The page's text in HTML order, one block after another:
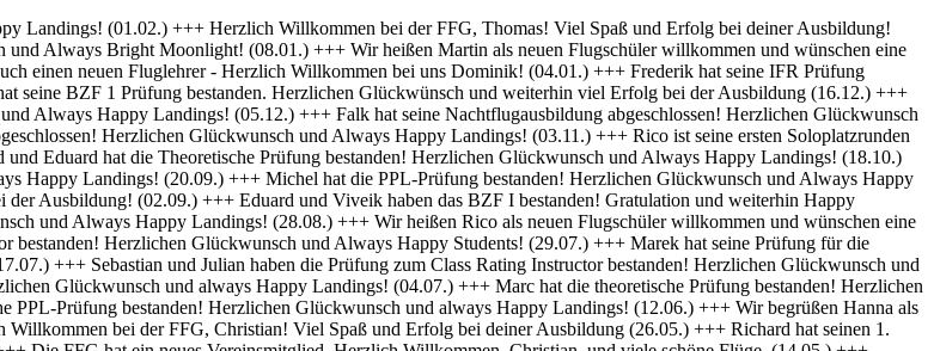
Ausbildung (15.09.) +++ Daniel hat seine PPL-Prüfung bestanden! Herzlichen Glückwunsch und weiterhin Happy Landings! (11.09.) +++ Clemens ist seine ersten Solo Platzrunden geflogen. Herzlichen Glückwunsch und weiterhin viel Erfolg bei Deiner Ausbildung (09.09.) +++ Stefan hat seine Instrumentenflugberechtigung erworben! Herzlichen Glückwunsch und Always Happy Landings! (06.09.) +++ Wir gratulieren Marc zum ersten Soloflug! Herzlichen Glückwunsch und weiterhin viel Erfolg bei Deiner Ausbildung (24.08.) +++ Vincent hat seine theoretische Prüfung bestanden! Herzlichen Glückwunsch und weiterhin viel Erfolg bei Deiner Ausbildung (10.08.) +++ Stefan hat seine Theorieprüfung bestanden! Herzlichen Glückwunsch und weiterhin viel Erfolg bei Deiner Ausbildung (27.07.) +++ Julian hat die IR-Prüfung bestanden! Herzlichen Glückwunsch und Always Happy Landings. (25.07.) +++ Oliver hat die Praktische Prüfung bestanden! Herzlichen Glückwunsch und Always Happy Landings. (12.06.) +++ Und eine PPL mehr.... Glückwunsch Luis zur Lizenz. (27.04.) +++ Michel und Clemens haben heute die Theoretische Prüfung bestanden! Glückwunsch euch beiden und viel Erfolg bei der Praxis. (06.04.) +++ Daniel hat seine LAPL-Prüfung bestanden! Herzlichen Glückwunsch und Always Happy Landings. (29.03.) +++ Glückwunsch zum ersten Solo, Stefan! Ein denkwürdiger Tag im Leben eines jeden Piloten. (17.03.) +++ Die FFG hat ein neues Mitglied und erfahrenen Piloten bekommen! Willkommen Hermann und viel Spaß in der FFG. (01.03.) +++ Daniel hat heute die Theoretische Prüfung bestanden! Gratulation und weiterhin viel Erfolg bei der Praxis. (22.02.) +++ Luis hat die Theoretische Prüfung bestanden! Herzlichen Glückwunsch und viel Erfolg bei der Praxis. (09.02.) +++ Tibor hat seine Instrumentenflugberechtigung erhalten! Herzlichen Glückwunsch und Always Happy Landings. (06.02.) +++ Alexander hat die Theoretische Prüfung bestanden! Herzlichen Glückwunsch und viel Erfolg bei der Praxis. (21.01.) +++ Seit heute haben wir 5 neue BZF Besitzer. Glückwunsch Clemens E, Clemens H, Richard, Robert und Stefan. Super gemacht, weiter so. (19.01.) +++ André startet seine PPL(a) Ausbildung zum 1.1. - viel Erfolg dabei. (17.12.) +++ Die FFG begrüßt herzlich Axel als neues Vollmitglied. (16.12. ) +++ Und wieder einer ohne Lehrer unterwegs- Gratulation Daniel ! (26.10.) +++ Norman hat heute seine Praktische Prüfung bestanden. Herzlichen Glückwunsch und Always Happy Landings (28.10) +++ Glückwunsch Karsten! Die Schülerakte wurde soeben geschlossen :-) Always happy Landings (12.9.) +++ Hendrik ist heute seine ersten Solo-Platzrunden geflogen. Herzlichen Glückwünsch und always happy landings (3.9.) +++ Wir begrüßen Richard als neues Mitglied der FFG und wünschen eine erfolgreiche Ausbildung! (1.9.) +++ Norman hat die Theoretische Prüfung bestanden. Herzlichen Glückwunsch (31.8.) +++ Vincent hat seinen ersten Alleinflug absolviert! Herzlichen Glückwunsch und weiterhin Happy Landings! (26.08.) +++ Wir heißen Clemens E. und Clemens H. als neue Flugschüler willkommen und wünschen eine erfolgreiche Ausbildung! (26.08.) +++ Herzlichen Glückwünsch zum ersten Solo, Luis und always happy landings! (22.08.) +++ Die FFG hat ein neues Vereinsmitglied und einen weiteren Flugschüler. Herzlich Willkommen, Stefan ! (7.8.) +++ Vom „Fußgänger“ zum Luftfahrzeugführer! Lieber Carsten, herzlichen Glückwunsch zur bestandenen PPL-Prüfung! (19.7.) +++ Simon hat seine Praktische Prüfung bestanden! (12.07.) Herzlichen Glückwunsch und Always Happy Landings +++ Wir begrüßen Stefan S. als neues Mitglied der FFG! - Herzlichen Glückwunsch & Always Happy Landings! (06.07.) +++ (Falscheintrag ?? hr) Die FFG hat ein neues Vereinsmitglied und die Flugschule einen neuen Schüler: Herzlich Willkommen, Robert, und viel Spaß und Erfolg bei deiner Ausbildung. (2.7.) +++ Patrik hat heute sein erstes Solo geflogen - Herzlichen Glückwunsch & Always Happy Landings! (30.6.) +++ Herzlichen Glückwunsch Thiago zur erfolgreichen Prüfung (15.06.) & Always Happy Landings +++ Herzlichen Glückwunsch zu bestandenen PPL(A) Prüfung, Fabian - always happy landings ! (19.5.) +++ Stefan hat die Prüfung für die Instrumentenflugberechtigung bestanden! Gratulation und weiterhin Happy Landings! . (04.05.) +++ Herzlich Willkommen bei der FFG, Eike, und viel Spaß und Erfolg bei deiner Ausbildung. (22.04.) +++ Wir heißen Daniel H. als neuen Flugschüler willkommen und wünschen eine erfolgreiche Ausbildung! (01.04.) +++ Gratulation auch an Daniel P., der heute (31.03.) seinen ersten Alleinflug absolviert hat! Herzlichen Glückwunsch und weiterhin Happy Landings! +++ Norman hat am 15.03. seinen ersten Alleinflug absolviert! Herzlichen Glückwunsch und weiterhin Happy Landings! +++ Daniel hat heute (9.3.) seine Theoretische Prüfung bestanden! Herzlichen Glückwunsch und viel Spaß bei den nächsten Ausbildungsschritten +++ Marek hat heute (1.3.) seine Praktische Prüfung bestanden -Herzlichen Glückwunsch und Always Happy Landings +++ Herzlich Willkommen, Luis. Viel Spaß und Erfolg bei deiner Ausbildung. +++ Herzlich Willkommen, Maximilian. Viel Spaß und Erfolg bei deiner Ausbildung. +++ Simon hat heute (9.2.) seine Theoretische Prüfung bestanden - Herzlichen Glückwunsch +++ Paul hat heute (22. Nov) seine PPL-Prüfung bestanden! Herzlichen Glückwunsch und Always Happy Landings! +++ Willkommen bei der FFG, Vincent. Viel Spaß und Erfolg bei deiner Ausbildung! +++ Willkommen bei der FFG, Doris. Viel Spaß und Erfolg bei deiner Ausbildung! +++ Holger hat seine PPL-Prüfung bestanden! Gratulation und weiterhin Happy Landings! +++ Micha hat seine PPL